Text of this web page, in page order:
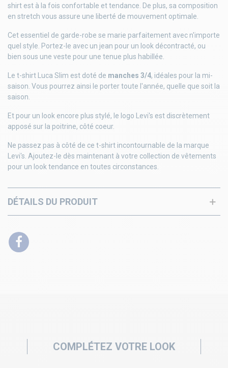
shirt est à la fois confortable et tendance. De plus, sa composition
en stretch vous assure une liberté de mouvement optimale.
Cet essentiel de garde-robe se marie parfaitement avec n'importe
quel style. Portez-le avec un jean pour un look décontracté, ou
bien sous une veste pour une tenue plus habillée.
Le t-shirt Luca Slim est doté de manches 3/4, idéales pour la mi-
saison. Vous pourrez ainsi le porter toute l'année, quelle que soit la
saison.
Et pour un look encore plus stylé, le logo Levi's est discrètement
apposé sur la poitrine, côté coeur.
Ne passez pas à côté de ce t-shirt incontournable de la marque
Levi's. Ajoutez-le dès maintenant à votre collection de vêtements
pour un look tendance en toutes circonstances.
DÉTAILS DU PRODUIT
COMPLÉTEZ VOTRE LOOK